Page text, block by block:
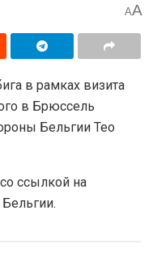
AA
в рамках визита
в Брюссель
Бельгии Тео
ссылкой на